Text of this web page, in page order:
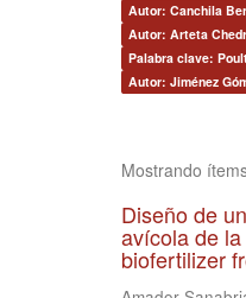
Autor: Canchila
Autor: Arteta
Palabra clave:
Autor: Jiménez
Mostrando
Diseño de
avícola de
biofertilizer